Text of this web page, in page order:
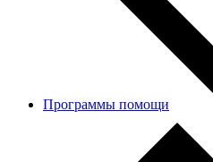
Программы помощи